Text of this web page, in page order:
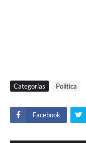
Categorías Politica
Facebook